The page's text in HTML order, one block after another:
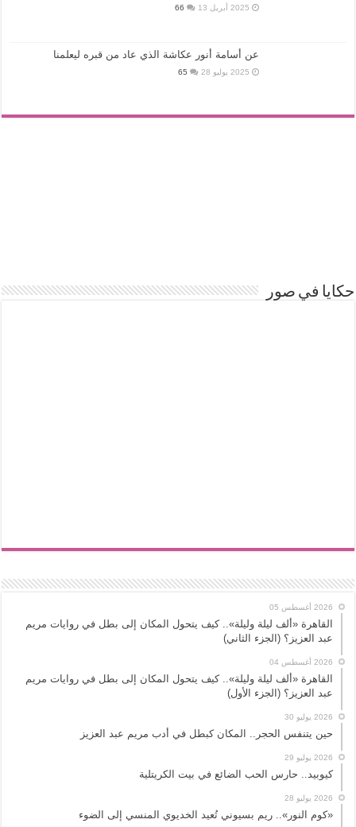
2025 أبريل 13 66
عن أسامة أنور عكاشة الذي عاد من قبره ليعلمنا
2025 يوليو 28 65
حكايا في صور
2026 أغسطس 05
القاهرة «ألف ليلة وليلة».. كيف يتحول المكان إلى بطل في روايات مريم
عبد العزيز؟ (الجزء الثاني)
2026 أغسطس 04
القاهرة «ألف ليلة وليلة».. كيف يتحول المكان إلى بطل في روايات مريم
عبد العزيز؟ (الجزء الأول)
2026 يوليو 30
حين يتنفس الحجر.. المكان كبطل في أدب مريم عبد العزيز
2026 يوليو 29
كيوبيد.. حارس الحب الضائع في بيت الكريتلية
2026 يوليو 28
«كوم النور».. ريم بسيوني تُعيد الخديوي المنسي إلى الضوء